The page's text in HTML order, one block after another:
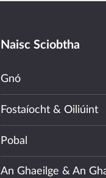
Naisc Sciobtha
Gnó
Fostaíocht & Oiliúint
Pobal
An Ghaeilge & An